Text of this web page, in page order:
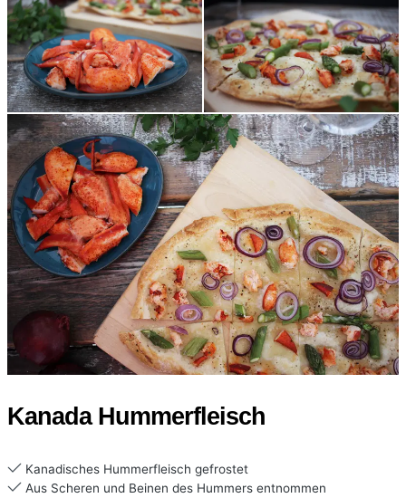
Kanada Hummerfleisch
Kanadisches Hummerfleisch gefrostet
Aus Scheren und Beinen des Hummers entnommen